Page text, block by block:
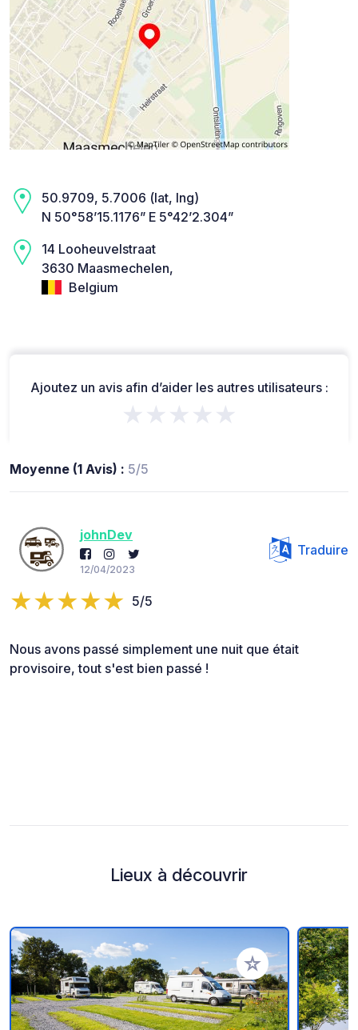
50.9709, 5.7006 (lat, lng)
N 50°58’15.1176” E 5°42’2.304”
14 Looheuvelstraat
3630 Maasmechelen,
Belgium
Ajoutez un avis afin d’aider les autres utilisateurs :
★★★★★
Moyenne (1 Avis) : 5/5
johnDev
12/04/2023
Traduire
5/5
Nous avons passé simplement une nuit que était
provisoire, tout s'est bien passé !
Lieux à découvrir
Ajouter à vos